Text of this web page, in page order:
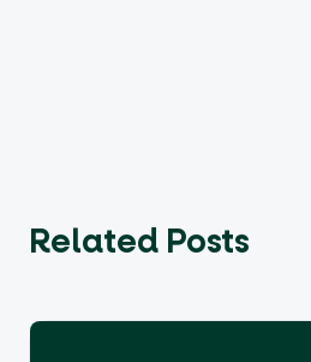
Related Posts